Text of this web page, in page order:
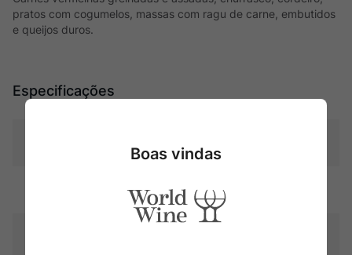
pratos com cogumelos, massas com ragu de carne, embutidos
e queijos duros.
Especificações
Merlot
Boas vindas